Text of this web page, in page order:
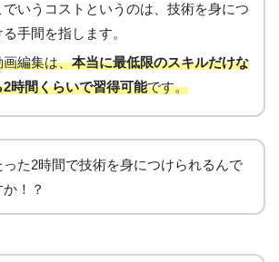
でいうコストというのは、技術を身につ
る手間を指します。
画編集は、本当に最低限のスキルだけな
2時間くらいで習得可能です。
った2時間で技術を身につけられるんで
か！？